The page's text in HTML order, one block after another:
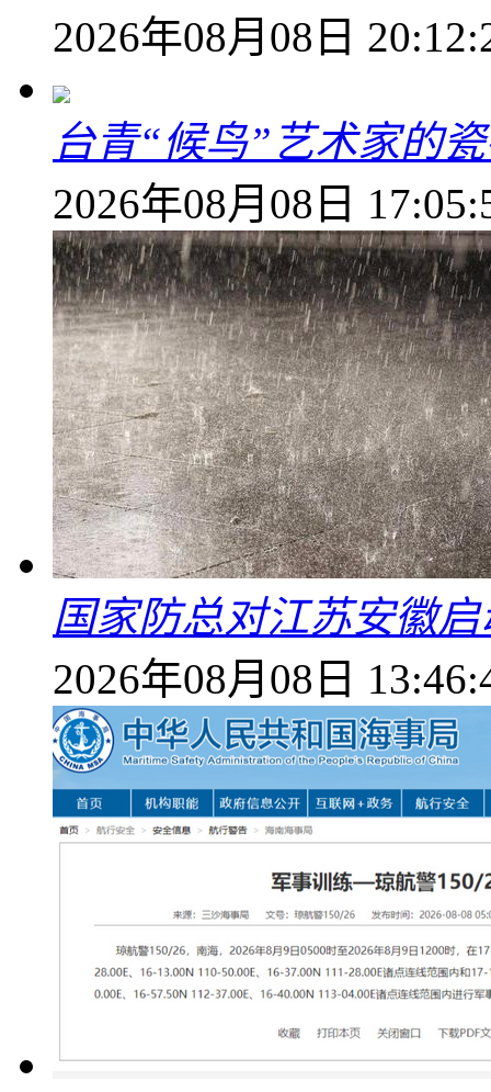
2026年08月08日
台青“候鸟”艺术家的
2026年08月08日
国家防总对江苏安徽
2026年08月08日